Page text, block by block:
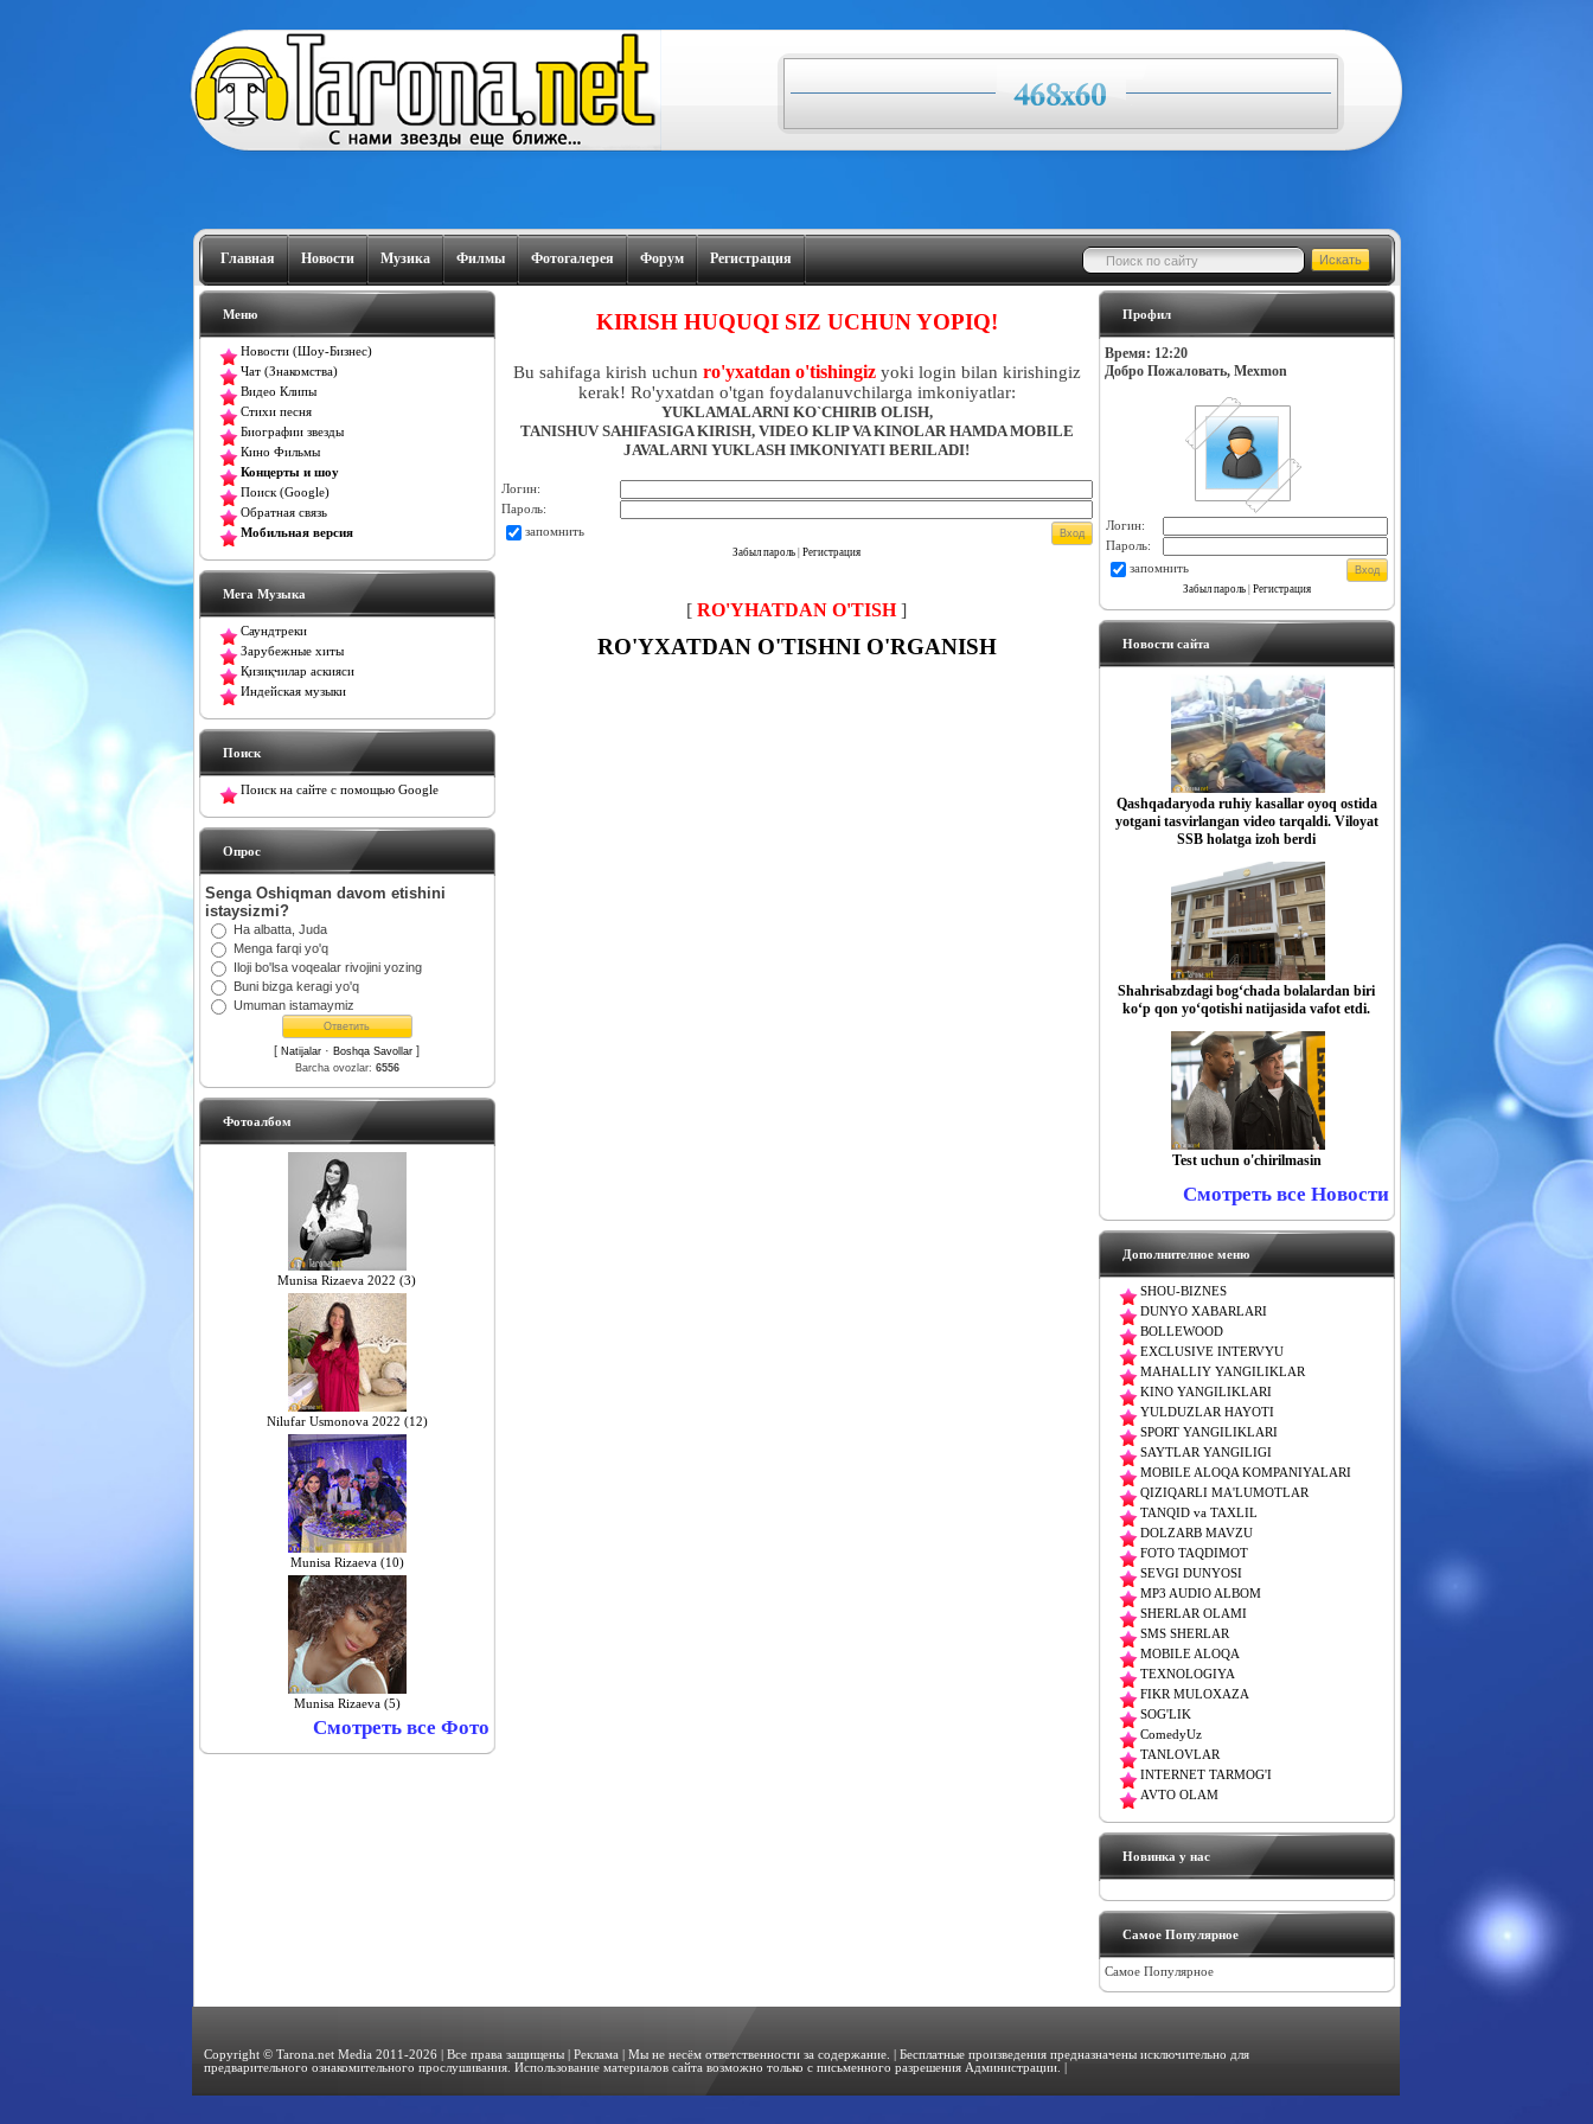
Главная Новости Музика Филмы Фотогалерея Форум Регистрация
Меню
Новости (Шоу-Бизнес)
Чат (Знакомства)
Видео Клипы
Стихи песня
Биографии звезды
Кино Фильмы
Концерты и шоу
Поиск (Google)
Обратная связь
Мобильная версия
Мега Музыка
Саундтреки
Зарубежные хиты
Қизиқчилар аскияси
Индейская музыки
Поиск
Поиск на сайте с помощью Google
Oпрос
Senga Oshiqman davom etishini
istaysizmi?
Ha albatta, Juda
Menga farqi yo'q
Iloji bo'lsa voqealar rivojini yozing
Buni bizga keragi yo'q
Umuman istamaymiz
[ Natijalar · Boshqa Savollar ]
Barcha ovozlar: 6556
Фотоалбом
Munisa Rizaeva 2022 (3)
Nilufar Usmonova 2022 (12)
Munisa Rizaeva (10)
Munisa Rizaeva (5)
Смотреть все Фото
KIRISH HUQUQI SIZ UCHUN YOPIQ!
Bu sahifaga kirish uchun ro'yxatdan o'tishingizyoki login bilan kirishingiz
kerak! Ro'yxatdan o'tgan foydalanuvchilarga imkoniyatlar:
YUKLAMALARNI KO`CHIRIB OLISH,
TANISHUV SAHIFASIGA KIRISH, VIDEO KLIP VA KINOLAR HAMDA MOBILE
JAVALARNI YUKLASH IMKONIYATI BERILADI!
Логин:
Пароль:
запомнить
Забыл пароль Регистрация
[ RO'YHATDAN O'TISH]
RO'YXATDAN O'TISHNI O'RGANISH
Профил
Время: 12:20
Добро Пожаловать, Mexmon
Логин:
Пароль:
запомнить
Забыл пароль| Регистрация
Новости сайта
Qashqadaryoda ruhiy kasallar oyoq ostida
yotgani tasvirlangan video tarqaldi. Viloyat
SSB holatga izoh berdi
Shahrisabzdagi bog‘chada bolalardan biri
ko‘p qon yo‘qotishi natijasida vafot etdi.
Test uchun o'chirilmasin
Смотреть все Новости
Дополнителное меню
SHOU-BIZNES
DUNYO XABARLARI
BOLLEWOOD
EXCLUSIVE INTERVYU
MAHALLIY YANGILIKLAR
KINO YANGILIKLARI
YULDUZLAR HAYOTI
SPORT YANGILIKLARI
SAYTLAR YANGILIGI
MOBILE ALOQA KOMPANIYALARI
QIZIQARLI MA'LUMOTLAR
TANQID va TAXLIL
DOLZARB MAVZU
FOTO TAQDIMOT
SEVGI DUNYOSI
MP3 AUDIO ALBOM
SHERLAR OLAMI
SMS SHERLAR
MOBILE ALOQA
TEXNOLOGIYA
FIKR MULOXAZA
SOG'LIK
ComedyUz
TANLOVLAR
INTERNET TARMOG'I
AVTO OLAM
Новинка у нас
Самое Популярное
Самое Популярное
Copyright © Tarona.net Media 2011-2026 | Все права защищены |Реклама
| Мы не несём ответственности за содержание. | Бесплатные произведения предназначены исключительно для
предварительного ознакомительного прослушивания. Использование материалов сайта возможно только с письменного разрешения Администрации. |